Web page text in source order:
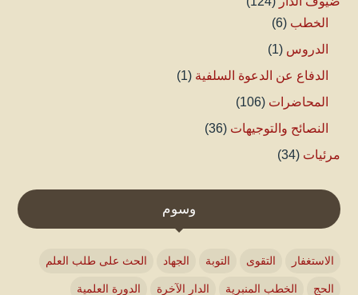
الخطب (6)
الدروس (1)
الدفاع عن الدعوة السلفية (1)
المحاضرات (106)
النصائح والتوجيهات (36)
مرئيات (34)
وسوم
الاستغفار التقوى التوبة الجهاد الحث على طلب العلم
الحج الخطب المنبرية الدار الآخرة الدورة العلمية